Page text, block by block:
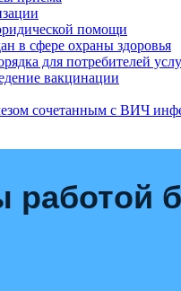
помощи
в сфере охраны здоровья
для потребителей
вакцинации
сочетанным с ВИЧ
работой